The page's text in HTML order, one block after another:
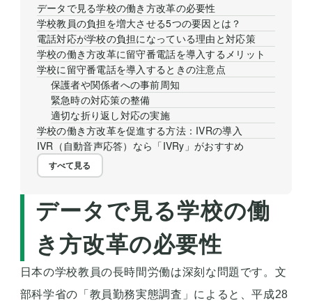
データで見る学校の働き方改革の必要性
学校教員の負担を増大させる5つの要因とは？
電話対応が学校の負担になっている理由と対応策
学校の働き方改革に留守番電話を導入するメリット
学校に留守番電話を導入するときの注意点
保護者や関係者への事前周知
緊急時の対応策の整備
適切な折り返し対応の実施
学校の働き方改革を促進する方法：IVRの導入
IVR（自動音声応答）なら「IVRy」がおすすめ
すべて見る
データで見る学校の働
き方改革の必要性
日本の学校教員の長時間労働は深刻な問題です。文
部科学省の「教員勤務実態調査」によると、平成28